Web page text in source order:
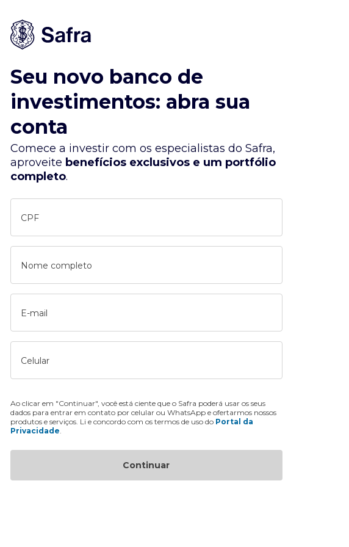
Seu novo banco de
investimentos: abra sua
conta
Comece a investir com os especialistas do Safra,
aproveite benefícios exclusivos e um portfólio
completo.
CPF
Nome completo
E-mail
Celular
Ao clicar em "Continuar", você está ciente que o Safra poderá usar os seus
dados para entrar em contato por celular ou WhatsApp e ofertarmos nossos
produtos e serviços. Li e concordo com os termos de uso do Portal da
Privacidade
Continuar